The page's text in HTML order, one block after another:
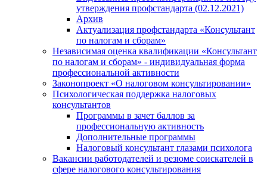
утверждения профстандарта (02.12.2021)
Архив
Актуализация профстандарта «Консультант
по налогам и сборам»
Независимая оценка квалификации «Консультант
по налогам и сборам» - индивидуальная форма
профессиональной активности
Законопроект «О налоговом консультировании»
Психологическая поддержка налоговых
консультантов
Программы в зачет баллов за
профессиональную активность
Дополнительные программы
Налоговый консультант глазами психолога
Вакансии работодателей и резюме соискателей в
сфере налогового консультирования